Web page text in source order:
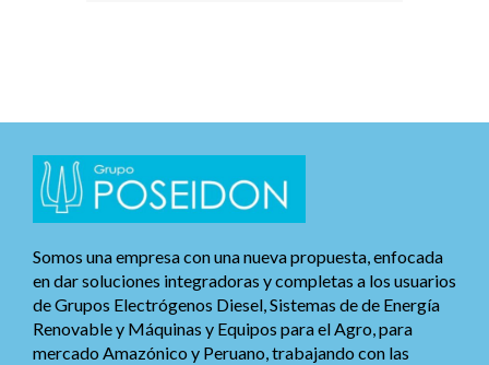
Somos una empresa con una nueva propuesta, enfocada
en dar soluciones integradoras y completas a los usuarios
de Grupos Electrógenos Diesel, Sistemas de de Energía
Renovable y Máquinas y Equipos para el Agro, para
mercado Amazónico y Peruano, trabajando con las